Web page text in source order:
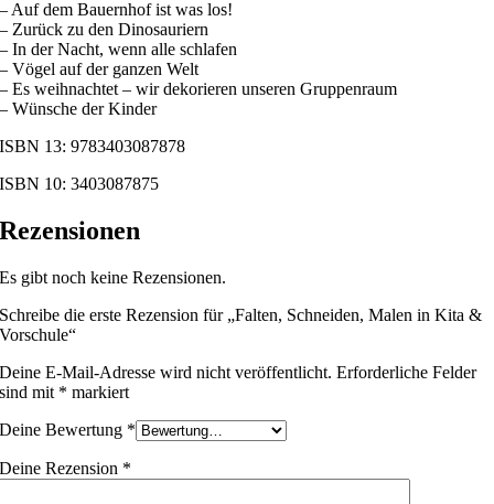
– Auf dem Bauernhof ist was los!
– Zurück zu den Dinosauriern
– In der Nacht, wenn alle schlafen
– Vögel auf der ganzen Welt
– Es weihnachtet – wir dekorieren unseren Gruppenraum
– Wünsche der Kinder
ISBN 13: 9783403087878
ISBN 10: 3403087875
Rezensionen
Es gibt noch keine Rezensionen.
Schreibe die erste Rezension für „Falten, Schneiden, Malen in Kita &
Vorschule“
Deine E-Mail-Adresse wird nicht veröffentlicht. Erforderliche Felder
sind mit * markiert
Deine Bewertung *
Deine Rezension *